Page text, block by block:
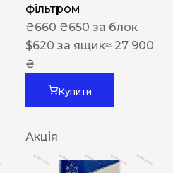
фільтром
₴660 ₴650 за блок
$620 за ящик≈ 27 900
₴
Купити
Акція